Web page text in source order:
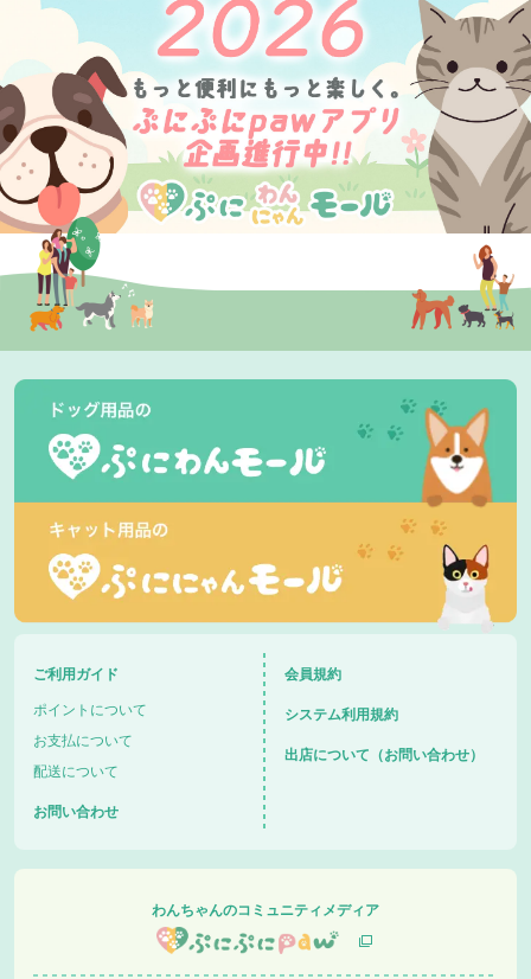
ご利用ガイド
ポイントについて
お支払について
配送について
お問い合わせ
会員規約
システム利用規約
出店について（お問い合わせ）
わんちゃんのコミュニティメディア